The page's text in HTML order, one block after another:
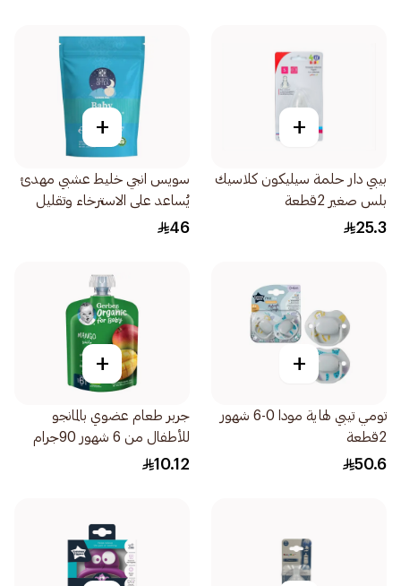
+
بيبي دار حلمة سيليكون كلاسيك
بلس صغير 2قطعة
25.3
+
سويس انجي خليط عشبي مهدئ
يُساعد على الاسترخاء وتقليل
التوتر. مناسب للأطفال الرضع
46
+
تومي تيبي لهاية مودا 0-6 شهور
2قطعة
50.6
+
جربر طعام عضوي بالمانجو
للأطفال من 6 شهور 90جرام
10.12